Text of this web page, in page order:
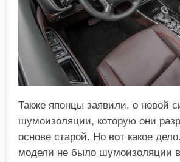
Также японцы заявили, о новой
шумоизоляции, которую они
основе старой. Но вот какое
модели не было шумоизоляции